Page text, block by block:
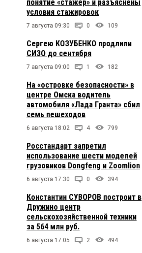
понятие «стажёр» и разъяснены
условия стажировок
7 августа 09:30 0 109
Сергею КОЗУБЕНКО продлили
СИЗО до сентября
7 августа 09:00 1 182
На «островке безопасности» в
центре Омска водитель
автомобиля «Лада Гранта» сбил
семь пешеходов
6 августа 18:02 4 799
Росстандарт запретил
использование шести моделей
грузовиков Dongfeng и Zoomlion
6 августа 17:30 0 394
Константин СУВОРОВ построит в
Дружино центр
сельскохозяйственной техники
за 564 млн руб.
6 августа 17:05 2 494